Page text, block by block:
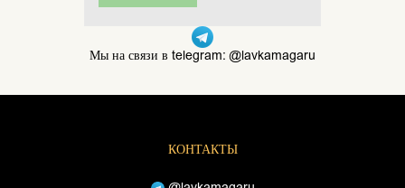
Мы на связи в telegram: @lavkamagaru
КОНТАКТЫ